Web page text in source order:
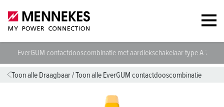
EverGUM contactdooscombinatie met aardlekschakelaar type A
Toon alle Draagbaar/Toon alle EverGUM contactdooscombinatie